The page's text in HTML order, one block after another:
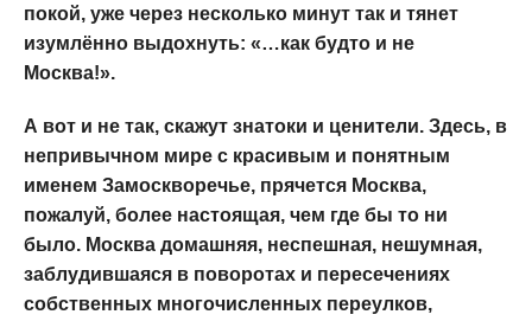
покой, уже через несколько минут так и тянет
изумлённо выдохнуть: «…как будто и не
Москва!».
А вот и не так, скажут знатоки и ценители. Здесь, в
непривычном мире с красивым и понятным
именем Замоскворечье, прячется Москва,
пожалуй, более настоящая, чем где бы то ни
было. Москва домашняя, неспешная, нешумная,
заблудившаяся в поворотах и пересечениях
собственных многочисленных переулков,